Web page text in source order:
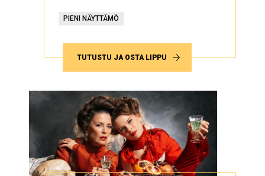
PIENI NÄYTTÄMÖ
TUTUSTU JA OSTA LIPPU